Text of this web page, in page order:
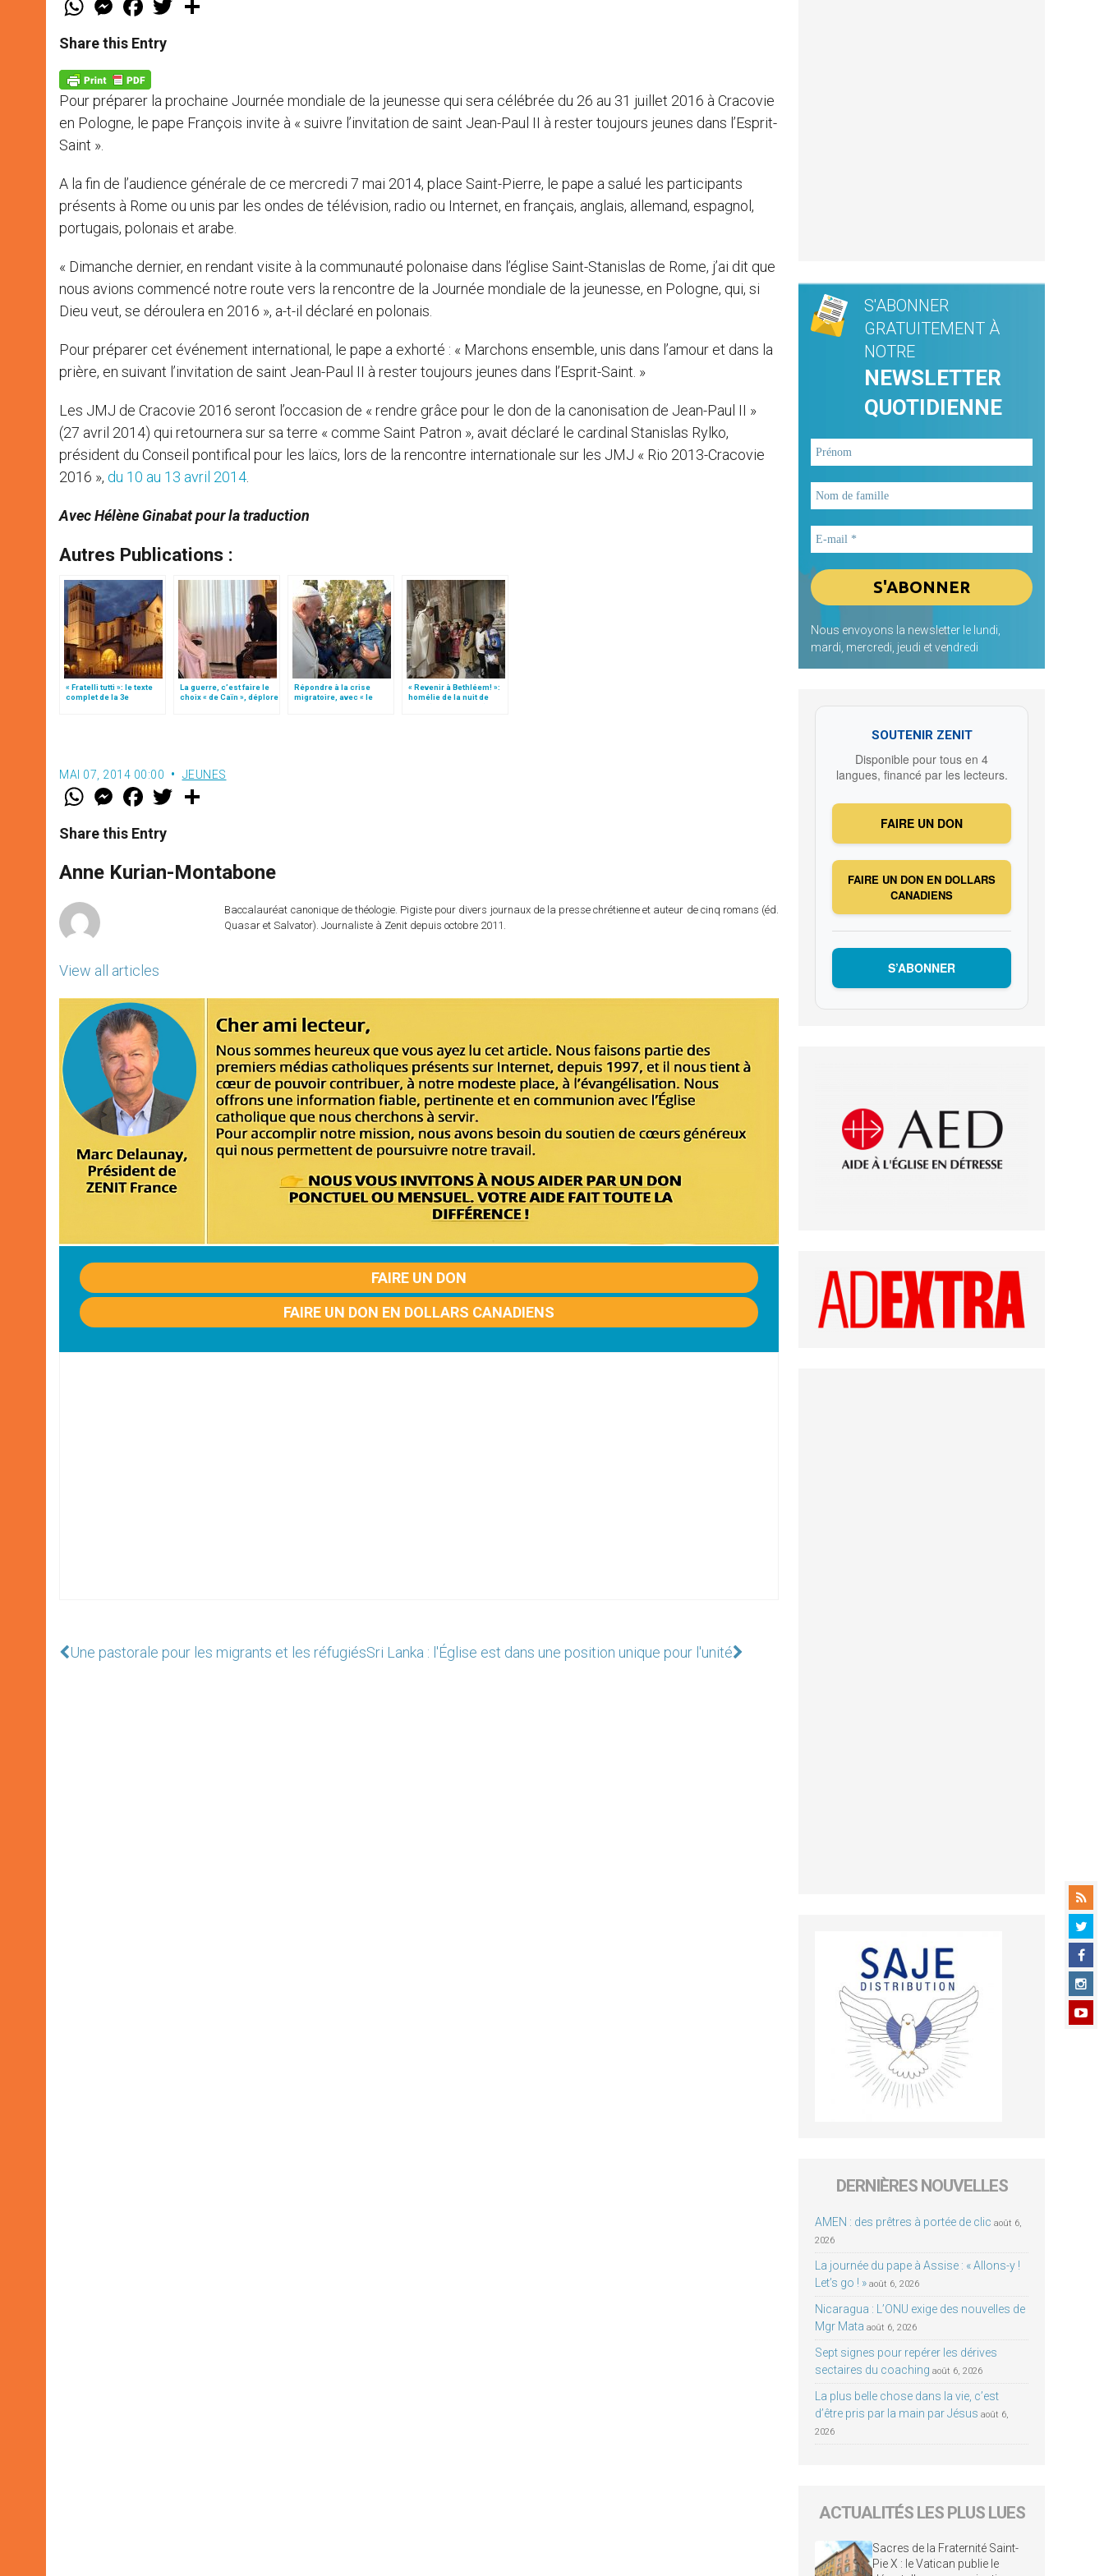
t
s
p
p
e
s
e
g
e
r
a
e
b
k
w
Share this Entry
Pour préparer la prochaine Journée mondiale de la jeunesse qui sera célébrée du 26 au 31 juillet 2016 à Cracovie
en Pologne, le pape François invite à « suivre l’invitation de saint Jean-Paul II à rester toujours jeunes dans l’Esprit-
Saint ».
A la fin de l’audience générale de ce mercredi 7 mai 2014, place Saint-Pierre, le pape a salué les participants
présents à Rome ou unis par les ondes de télévision, radio ou Internet, en français, anglais, allemand, espagnol,
portugais, polonais et arabe.
« Dimanche dernier, en rendant visite à la communauté polonaise dans l’église Saint-Stanislas de Rome, j’ai dit que
nous avions commencé notre route vers la rencontre de la Journée mondiale de la jeunesse, en Pologne, qui, si
Dieu veut, se déroulera en 2016 », a-t-il déclaré en polonais.
Pour préparer cet événement international, le pape a exhorté : « Marchons ensemble, unis dans l’amour et dans la
prière, en suivant l’invitation de saint Jean-Paul II à rester toujours jeunes dans l’Esprit-Saint. »
Les JMJ de Cracovie 2016 seront l’occasion de « rendre grâce pour le don de la canonisation de Jean-Paul II »
(27 avril 2014) qui retournera sur sa terre « comme Saint Patron », avait déclaré le cardinal Stanislas Rylko,
président du Conseil pontifical pour les laïcs, lors de la rencontre internationale sur les JMJ « Rio 2013-Cracovie
2016 », du 10 au 13 avril 2014
Avec Hélène Ginabat pour la traduction
Autres Publications :
« Fratelli tutti »: le texte
complet de la 3e
La guerre, c’est faire le
choix « de Caïn », déplore
Répondre à la crise
migratoire, avec « le
« Revenir à Bethléem! »:
homélie de la nuit de
Noël (texte complet)
MAI 07, 2014 00:00 JEUNES
W
t
s
p
p
M
e
s
e
g
e
F
a
e
b
o
k
w
r
Share this Entry
Anne Kurian-Montabone
View all articles
Baccalauréat canonique de théologie. Pigiste pour divers journaux de la presse chrétienne et auteur de cinq romans (éd.
Quasar et Salvator). Journaliste à Zenit depuis octobre 2011.
FAIRE UN DON
FAIRE UN DON EN DOLLARS CANADIENS
Une pastorale pour les migrants et les réfugiésSri Lanka : l'Église est dans une position unique pour l'unité
S'ABONNER
GRATUITEMENT À
NOTRE
NEWSLETTER
QUOTIDIENNE
Nous envoyons la newsletter le lundi,
mardi, mercredi, jeudi et vendredi
SOUTENIR ZENIT
Disponible pour tous en 4
langues, financé par les lecteurs.
FAIRE UN DON
FAIRE UN DON EN DOLLARS
CANADIENS
S’ABONNER
DERNIÈRES NOUVELLES
AMEN : des prêtres à portée de clic août 6,
2026
La journée du pape à Assise : « Allons-y !
Let’s go ! » août 6, 2026
Nicaragua : L’ONU exige des nouvelles de
Mgr Mata août 6, 2026
Sept signes pour repérer les dérives
sectaires du coaching août 6, 2026
La plus belle chose dans la vie, c’est
d’être pris par la main par Jésus août 6,
2026
ACTUALITÉS LES PLUS LUES
Sacres de la Fraternité Saint-
Pie X : le Vatican publie le